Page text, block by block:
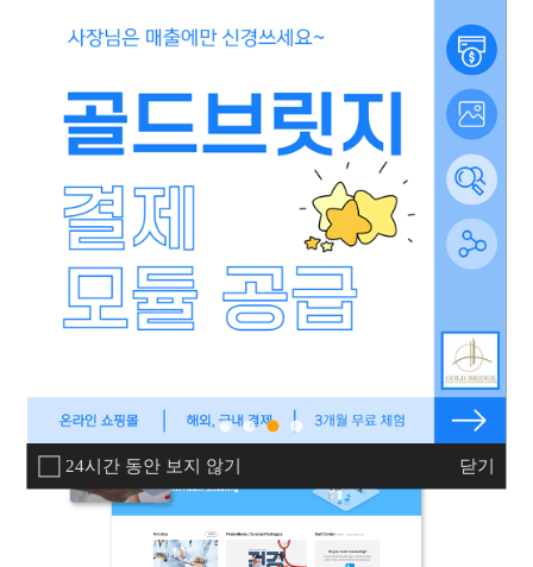
24시간 동안 보지 않기 닫기